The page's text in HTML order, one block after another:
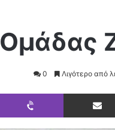
0 Λιγότερο από